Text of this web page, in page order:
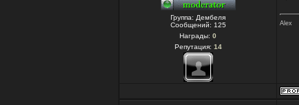
Группа: Дембеля
Сообщений: 125
Награды: 0
Репутация: 14
Alex